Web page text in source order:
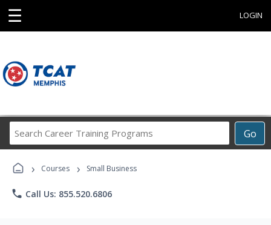
☰ LOGIN
Go
Career
Programs
› Courses › Small Business
phone Call Us: 855.520.6806